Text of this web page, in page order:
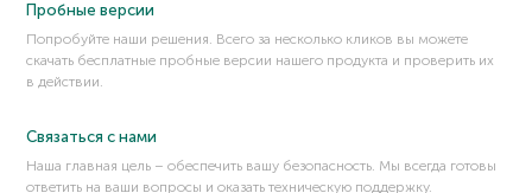
Пробные версии
Попробуйте наши решения. Всего за несколько кликов вы можете
скачать бесплатные пробные версии нашего продукта и проверить их
в действии.
Связаться с нами
Наша главная цель – обеспечить вашу безопасность. Мы всегда готовы
ответить на ваши вопросы и оказать техническую поддержку.